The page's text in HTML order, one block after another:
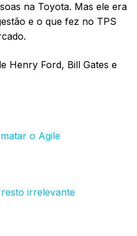
na Toyota. Mas ele era
e o que fez no TPS
Henry Ford, Bill Gates e
o Agile
irrelevante